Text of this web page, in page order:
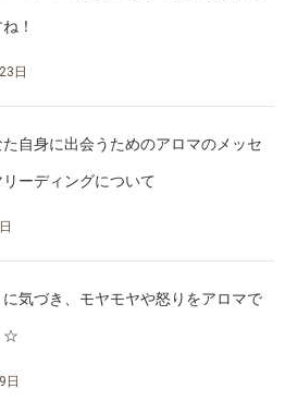
！
日
自身に出会うためのアロマのメッセ
ーディングについて
に気づき、モヤモヤや怒りをアロマで
☆
日